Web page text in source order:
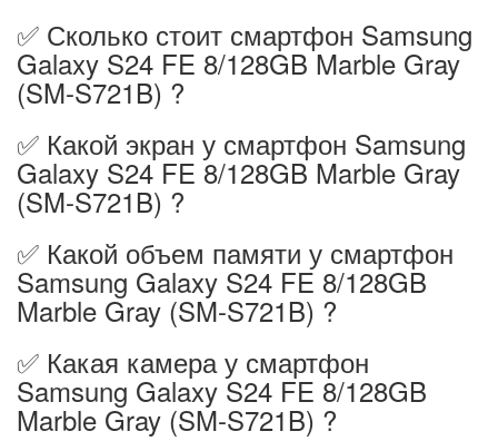
✅ Сколько стоит смартфон Samsung
Galaxy S24 FE 8/128GB Marble Gray
(SM-S721B) ?
✅ Какой экран у смартфон Samsung
Galaxy S24 FE 8/128GB Marble Gray
(SM-S721B) ?
✅ Какой объем памяти у смартфон
Samsung Galaxy S24 FE 8/128GB
Marble Gray (SM-S721B) ?
✅ Какая камера у смартфон
Samsung Galaxy S24 FE 8/128GB
Marble Gray (SM-S721B) ?